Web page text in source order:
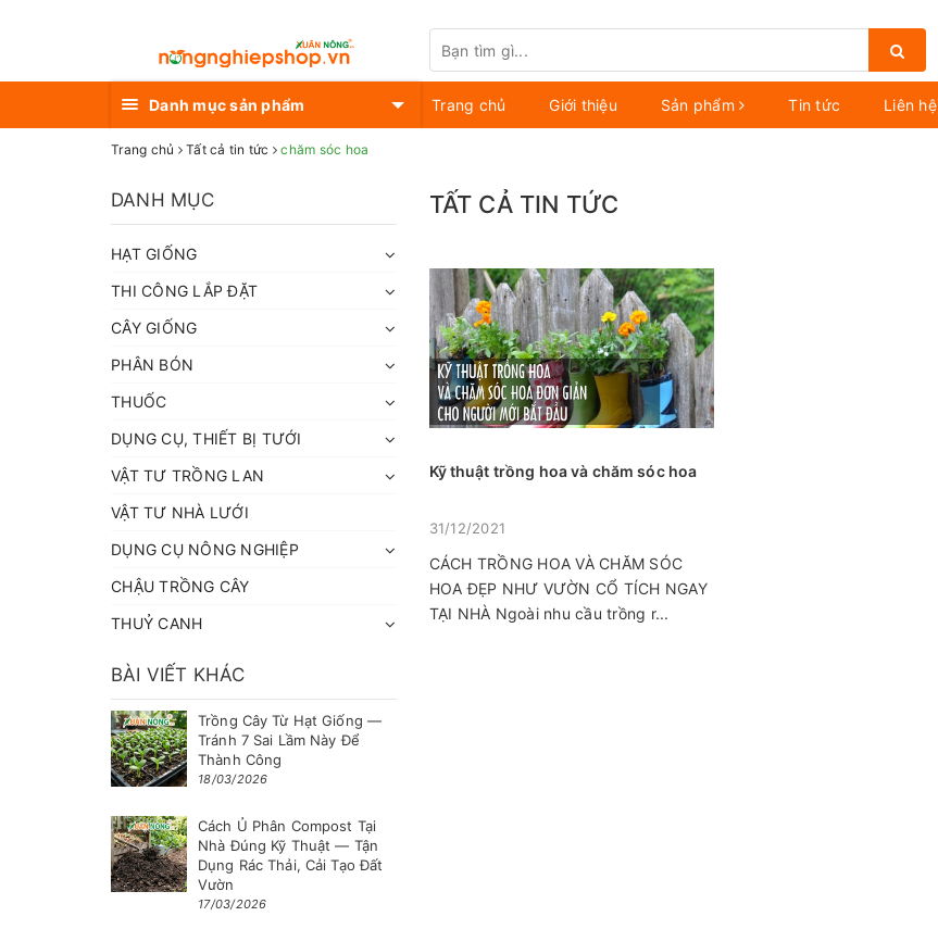
Danh mục sản phẩm Trang chủ Giới thiệu Sản phẩm Tin tức Liên hệ
Trang chủ Tất cả tin tức chăm sóc hoa
TẤT CẢ TIN TỨC
Kỹ thuật trồng hoa và chăm sóc hoa
31/12/2021
CÁCH TRỒNG HOA VÀ CHĂM SÓC
HOA ĐẸP NHƯ VƯỜN CỔ TÍCH NGAY
TẠI NHÀ Ngoài nhu cầu trồng r...
DANH MỤC
HẠT GIỐNG
THI CÔNG LẮP ĐẶT
CÂY GIỐNG
PHÂN BÓN
THUỐC
DỤNG CỤ, THIẾT BỊ TƯỚI
VẬT TƯ TRỒNG LAN
VẬT TƯ NHÀ LƯỚI
DỤNG CỤ NÔNG NGHIỆP
CHẬU TRỒNG CÂY
THUỶ CANH
BÀI VIẾT KHÁC
Trồng Cây Từ Hạt Giống —
Tránh 7 Sai Lầm Này Để
Thành Công
18/03/2026
Cách Ủ Phân Compost Tại
Nhà Đúng Kỹ Thuật — Tận
Dụng Rác Thải, Cải Tạo Đất
Vườn
17/03/2026